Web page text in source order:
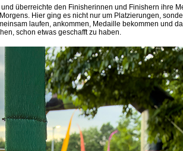
überreichte den Finisherinnen und Finishern ihre
Hier ging es nicht nur um Platzierungen,
laufen, ankommen, Medaille bekommen und
schon etwas geschafft zu haben.